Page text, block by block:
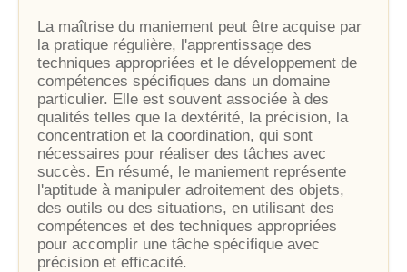
La maîtrise du maniement peut être acquise par
la pratique régulière, l'apprentissage des
techniques appropriées et le développement de
compétences spécifiques dans un domaine
particulier. Elle est souvent associée à des
qualités telles que la dextérité, la précision, la
concentration et la coordination, qui sont
nécessaires pour réaliser des tâches avec
succès. En résumé, le maniement représente
l'aptitude à manipuler adroitement des objets,
des outils ou des situations, en utilisant des
compétences et des techniques appropriées
pour accomplir une tâche spécifique avec
précision et efficacité.